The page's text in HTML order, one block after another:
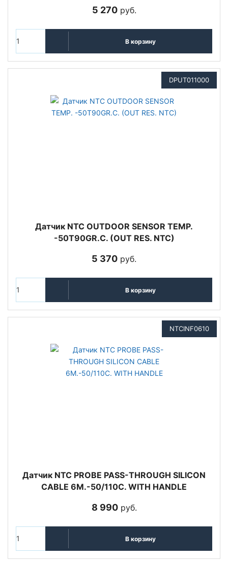
5 270руб.
В корзину
DPUT011000
Датчик NTC OUTDOOR SENSOR TEMP.
-50T90GR.C. (OUT RES. NTC)
5 370 руб.
В корзину
NTCINF0610
Датчик NTC PROBE PASS-THROUGH SILICON
CABLE 6M.-50/110C. WITH HANDLE
8 990руб.
В корзину